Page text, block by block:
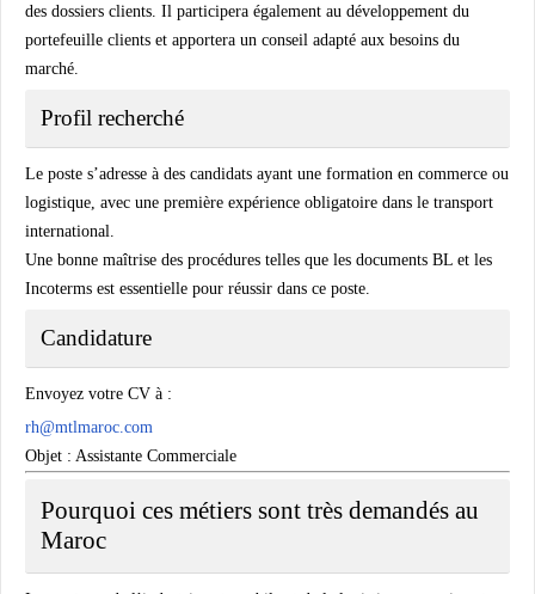
des dossiers clients. Il participera également au développement du
portefeuille clients et apportera un conseil adapté aux besoins du
marché.
Profil recherché
Le poste s’adresse à des candidats ayant une formation en commerce ou
logistique, avec une première expérience obligatoire dans le transport
international.
Une bonne maîtrise des procédures telles que les documents BL et les
Incoterms est essentielle pour réussir dans ce poste.
Candidature
Envoyez votre CV à :
rh@mtlmaroc.com
Objet : Assistante Commerciale
Pourquoi ces métiers sont très demandés au
Maroc